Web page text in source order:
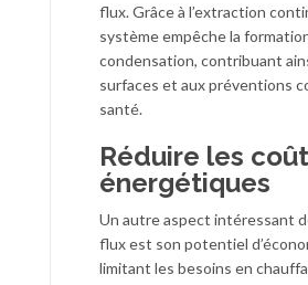
flux. Grâce à l’extraction
système empêche la
condensation, contribuant
surfaces et aux préventions
santé.
Réduire les
énergétiques
Un autre aspect intéressant
flux est son potentiel
limitant les besoins en